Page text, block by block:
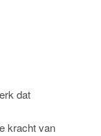
dat
kracht van